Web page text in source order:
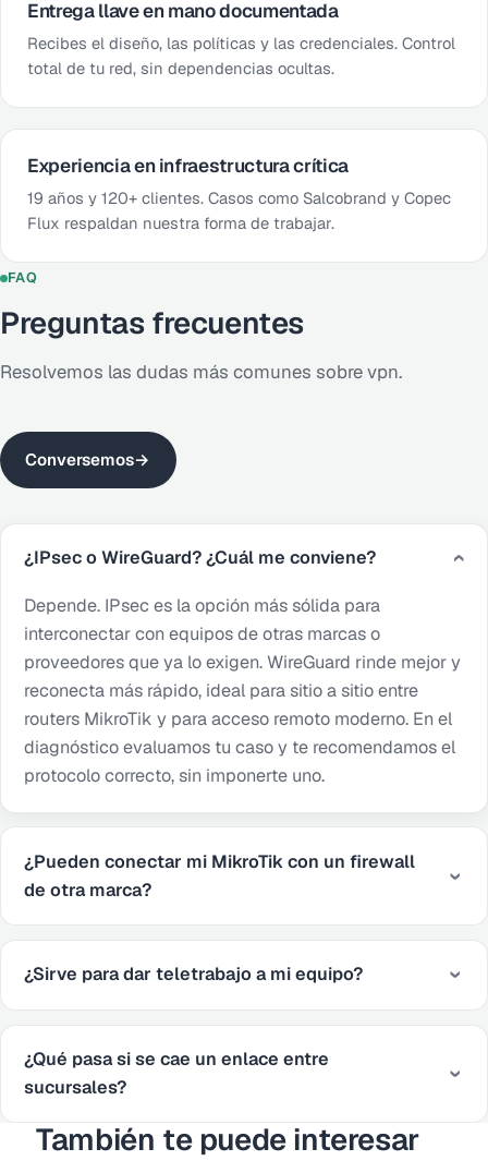
Entrega llave en mano documentada
Recibes el diseño, las políticas y las credenciales. Control
total de tu red, sin dependencias ocultas.
Experiencia en infraestructura crítica
19 años y 120+ clientes. Casos como Salcobrand y Copec
Flux respaldan nuestra forma de trabajar.
FAQ
Preguntas frecuentes
Resolvemos las dudas más comunes sobre vpn.
Conversemos→
¿IPsec o WireGuard? ¿Cuál me conviene?
Depende. IPsec es la opción más sólida para
interconectar con equipos de otras marcas o
proveedores que ya lo exigen. WireGuard rinde mejor y
reconecta más rápido, ideal para sitio a sitio entre
routers MikroTik y para acceso remoto moderno. En el
diagnóstico evaluamos tu caso y te recomendamos el
protocolo correcto, sin imponerte uno.
¿Pueden conectar mi MikroTik con un firewall
de otra marca?
¿Sirve para dar teletrabajo a mi equipo?
¿Qué pasa si se cae un enlace entre
sucursales?
También te puede interesar